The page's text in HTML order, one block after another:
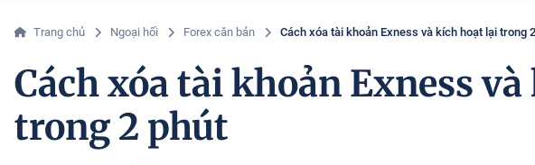
Trang chủ Ngoại hối Forex căn bản Cách xóa tài khoản Exness và kích hoạt lại trong
Cách xóa tài khoản Exness
trong 2 phút